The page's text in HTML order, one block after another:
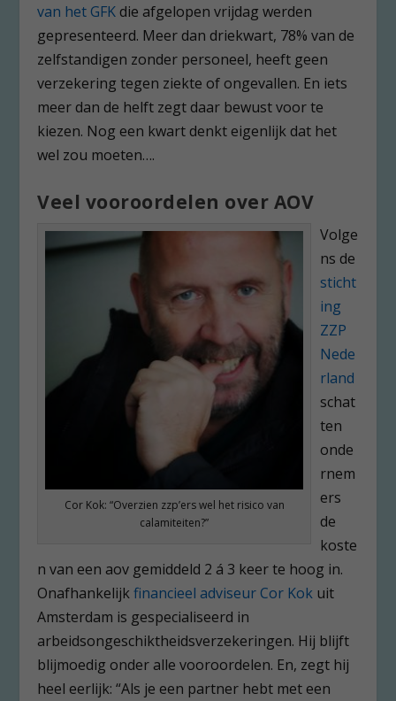
van het GFKdie afgelopen vrijdag werden
gepresenteerd. Meer dan driekwart, 78% van de
zelfstandigen zonder personeel, heeft geen
verzekering tegen ziekte of ongevallen. En iets
meer dan de helft zegt daar bewust voor te
kiezen. Nog een kwart denkt eigenlijk dat het
wel zou moeten….
Veel vooroordelen over AOV
Cor Kok: “Overzien zzp’ers wel het risico van
calamiteiten?”
Volge
ns de
sticht
ing
ZZP
Nede
rland
schat
ten
onde
rnem
ers
de
koste
n van een aov gemiddeld 2 á 3 keer te hoog in.
Onafhankelijkfinancieel adviseur Cor Kok uit
Amsterdam is gespecialiseerd in
arbeidsongeschiktheidsverzekeringen. Hij blijft
blijmoedig onder alle vooroordelen. En, zegt hij
heel eerlijk: “Als je een partner hebt met een